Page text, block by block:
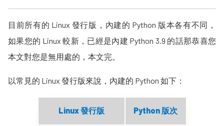
目前所有的 Linux 發行版，內建的 Python 版本各有不同，
如果您的 Linux 較新，已經是內建 Python 3.9 的話那恭喜您
本文對您是無用處的，本文完。
以常見的 Linux 發行版來說，內建的 Python 如下：
Linux 發行版 Python 版次